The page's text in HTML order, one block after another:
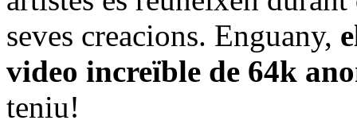
seves creacions. Enguany,
video increïble de 64k
teniu!